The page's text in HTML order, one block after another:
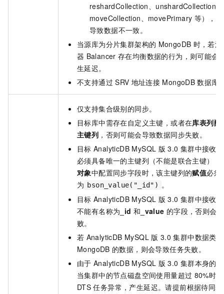
reshardCollection、unshardCollection、
moveCollection、movePrimary 等），
导致数据不一致。
当源库为分片集群架构的 MongoDB 时，若
器 Balancer 存在均衡数据的行为，则可能会
生延迟。
不支持通过 SRV 地址连接 MongoDB 数据库
仅支持集合级别的同步。
目标库中需存在自定义主键，或者在库表列配
主键列 ，否则可能会导致数据同步失败。
目标 AnalyticDB MySQL 版 3.0 集群中接收
必须具备唯一的主键列（不能是联合主键），
对象中配置同步字段时，该主键列的赋值必须
为 bson_value("_id") 。
目标 AnalyticDB MySQL 版 3.0 集群中接收
不能有名称为 _id 和 _value 的字段，否则会
败。
若 AnalyticDB MySQL 版 3.0 集群中数据类
MongoDB 的数据，则会导致任务失败。
由于 AnalyticDB MySQL 版 3.0 集群本身的
当集群中的节点磁盘空间使用量超过 80%时
DTS 任务异常，产生延迟。请提前根据待同